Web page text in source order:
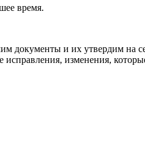
время.
документы и их утвердим на
изменения,